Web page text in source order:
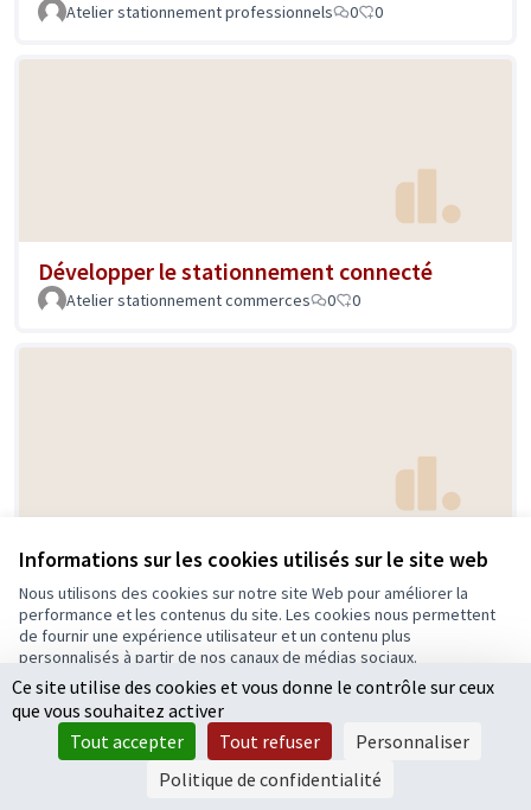
Informations sur les cookies utilisés sur le site web
Nous utilisons des cookies sur notre site Web pour améliorer la
performance et les contenus du site. Les cookies nous permettent
de fournir une expérience utilisateur et un contenu plus
personnalisés à partir de nos canaux de médias sociaux.
Tout accepter
Accepter seulement les cookies essentiels
Paramètres
Atelier stationnement professionnels 0 0
Développer le stationnement connecté
Atelier stationnement commerces 0 0
Développer les infrastructures
Atelier Stationnement Evolution et prospective 0 0
Ce site utilise des cookies et vous donne le contrôle sur ceux
que vous souhaitez activer
Tout accepter
Tout refuser
Personnaliser
Politique de confidentialité